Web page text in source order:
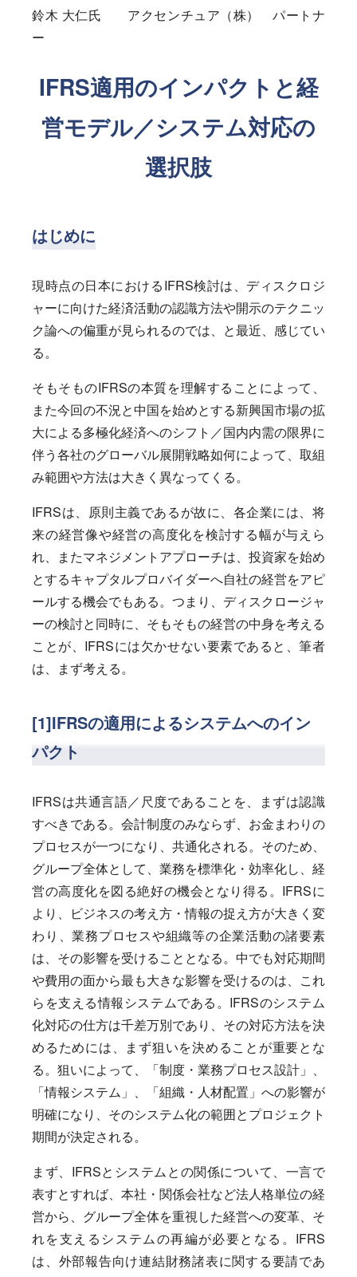
鈴木 大仁氏 アクセンチュア（株） パートナ
ー
IFRS適用のインパクトと経
営モデル／システム対応の
選択肢
はじめに
現時点の日本におけるIFRS検討は、ディスクロジ
ャーに向けた経済活動の認識方法や開示のテクニッ
ク論への偏重が見られるのでは、と最近、感じてい
る。
そもそものIFRSの本質を理解することによって、
また今回の不況と中国を始めとする新興国市場の拡
大による多極化経済へのシフト／国内内需の限界に
伴う各社のグローバル展開戦略如何によって、取組
み範囲や方法は大きく異なってくる。
IFRSは、原則主義であるが故に、各企業には、将
来の経営像や経営の高度化を検討する幅が与えら
れ、またマネジメントアプローチは、投資家を始め
とするキャプタルプロバイダーへ自社の経営をアピ
ールする機会でもある。つまり、ディスクロージャ
ーの検討と同時に、そもそもの経営の中身を考える
ことが、IFRSには欠かせない要素であると、筆者
は、まず考える。
[1]IFRSの適用によるシステムへのイン
パクト
IFRSは共通言語／尺度であることを、まずは認識
すべきである。会計制度のみならず、お金まわりの
プロセスが一つになり、共通化される。そのため、
グループ全体として、業務を標準化・効率化し、経
営の高度化を図る絶好の機会となり得る。IFRSに
より、ビジネスの考え方・情報の捉え方が大きく変
わり、業務プロセスや組織等の企業活動の諸要素
は、その影響を受けることとなる。中でも対応期間
や費用の面から最も大きな影響を受けるのは、これ
らを支える情報システムである。IFRSのシステム
化対応の仕方は千差万別であり、その対応方法を決
めるためには、まず狙いを決めることが重要とな
る。狙いによって、「制度・業務プロセス設計」、
「情報システム」、「組織・人材配置」への影響が
明確になり、そのシステム化の範囲とプロジェクト
期間が決定される。
まず、IFRSとシステムとの関係について、一言で
表すとすれば、本社・関係会社など法人格単位の経
営から、グループ全体を重視した経営への変革、そ
れを支えるシステムの再編が必要となる。IFRS
は、外部報告向け連結財務諸表に関する要請であ